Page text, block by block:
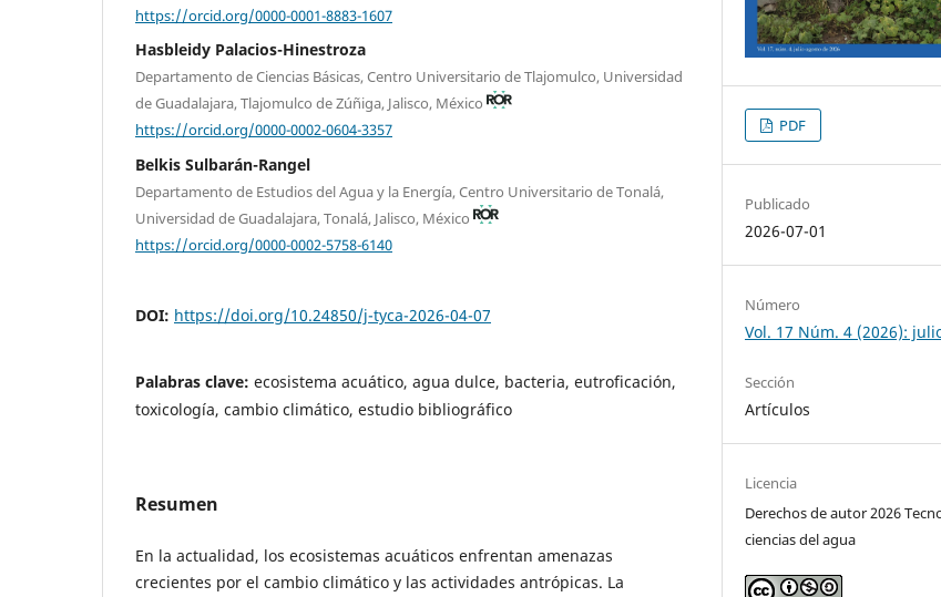
https://orcid.org/0000-0001-8883-1607
Hasbleidy Palacios-Hinestroza
Departamento de Ciencias Básicas, Centro Universitario de Tlajomulco, Universidad
de Guadalajara, Tlajomulco de Zúñiga, Jalisco, México
https://orcid.org/0000-0002-0604-3357
Belkis Sulbarán-Rangel
Departamento de Estudios del Agua y la Energía, Centro Universitario de Tonalá,
Universidad de Guadalajara, Tonalá, Jalisco, México
https://orcid.org/0000-0002-5758-6140
DOI: https://doi.org/10.24850/j-tyca-2026-04-07
Palabras clave: ecosistema acuático, agua dulce, bacteria, eutroficación,
toxicología, cambio climático, estudio bibliográfico
Resumen
En la actualidad, los ecosistemas acuáticos enfrentan amenazas
crecientes por el cambio climático y las actividades antrópicas. La
PDF
Publicado
2026-07-01
Número
Vol. 17 Núm. 4 (2026):
Sección
Artículos
Licencia
Derechos de autor 2026
ciencias del agua